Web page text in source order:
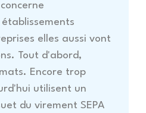
elles aussi vont
Tout d'abord,
Encore trop
utilisent un
du virement SEPA